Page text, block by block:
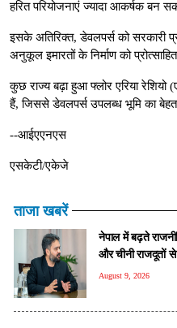
हरित परियोजनाएं ज्यादा आकर्षक बन
इसके अतिरिक्त, डेवलपर्स को सरकारी
अनुकूल इमारतों के निर्माण को
कुछ राज्य बढ़ा हुआ फ्लोर एरिया
हैं, जिससे डेवलपर्स उपलब्ध भूमि का
--आईएएनएस
एसकेटी/एकेजे
ताजा खबरें
नेपाल में बढ़ते
और चीनी राजदूतों
August 9, 2026